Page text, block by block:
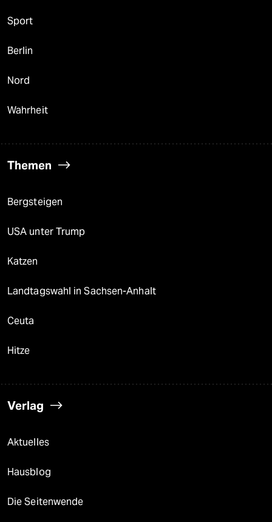
Sport
Berlin
Nord
Wahrheit
Themen
Bergsteigen
USA unter Trump
Katzen
Landtagswahl in Sachsen-Anhalt
Ceuta
Hitze
Verlag
Aktuelles
Hausblog
Die Seitenwende